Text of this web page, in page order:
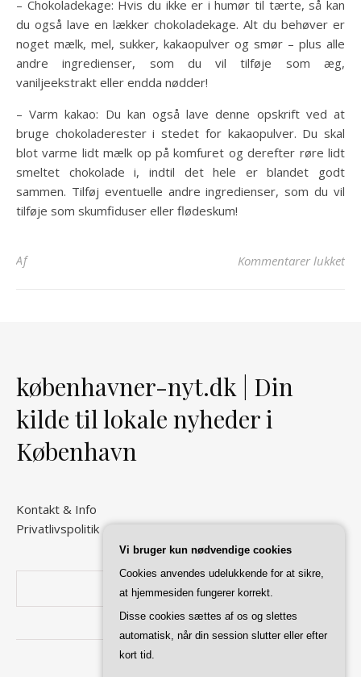
– Chokoladekage: Hvis du ikke er i humør til tærte, så kan
du også lave en lækker chokoladekage. Alt du behøver er
noget mælk, mel, sukker, kakaopulver og smør – plus alle
andre ingredienser, som du vil tilføje som æg,
vaniljeekstrakt eller endda nødder!
– Varm kakao: Du kan også lave denne opskrift ved at
bruge chokoladerester i stedet for kakaopulver. Du skal
blot varme lidt mælk op på komfuret og derefter røre lidt
smeltet chokolade i, indtil det hele er blandet godt
sammen. Tilføj eventuelle andre ingredienser, som du vil
tilføje som skumfiduser eller flødeskum!
Af Kommentarer lukkettil
københavner-nyt.dk | Din
kilde til lokale nyheder i
København
Kontakt & Info
Privatlivspolitik
Vi bruger kun nødvendige cookies
Cookies anvendes udelukkende for at sikre,
at hjemmesiden fungerer korrekt.
Disse cookies sættes af os og slettes
automatisk, når din session slutter eller efter
kort tid.